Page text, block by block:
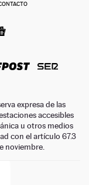
expresa de las
accesibles
u otros medios
con el artículo 67.3
noviembre.